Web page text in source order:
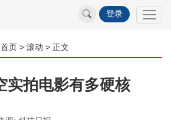
登录
页 > 滚动 > 正文
实拍电影有多硬核